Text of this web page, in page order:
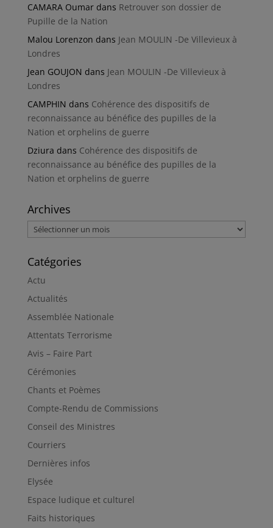
CAMARA Oumardans Retrouver son dossier de
Pupille de la Nation
Malou Lorenzon dans Jean MOULIN -De Villevieux à
Londres
Jean GOUJON dans Jean MOULIN -De Villevieux à
Londres
CAMPHIN dans Cohérence des dispositifs de
reconnaissance au bénéfice des pupilles de la
Nation et orphelins de guerre
Dziura dans Cohérence des dispositifs de
reconnaissance au bénéfice des pupilles de la
Nation et orphelins de guerre
Archives
Archives
Catégories
Actu
Actualités
Assemblée Nationale
Attentats Terrorisme
Avis – Faire Part
Cérémonies
Chants et Poèmes
Compte-Rendu de Commissions
Conseil des Ministres
Courriers
Dernières infos
Elysée
Espace ludique et culturel
Faits historiques